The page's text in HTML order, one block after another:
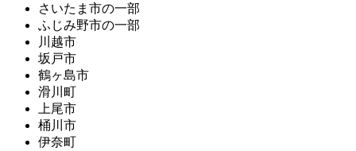
さいたま市の一部
ふじみ野市の一部
川越市
坂戸市
鶴ヶ島市
滑川町
上尾市
桶川市
伊奈町